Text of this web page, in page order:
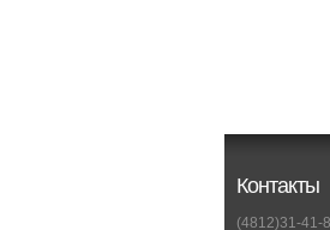
Контакты
(4812)31-41-